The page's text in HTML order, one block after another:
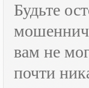
Будьте
вам не
почти